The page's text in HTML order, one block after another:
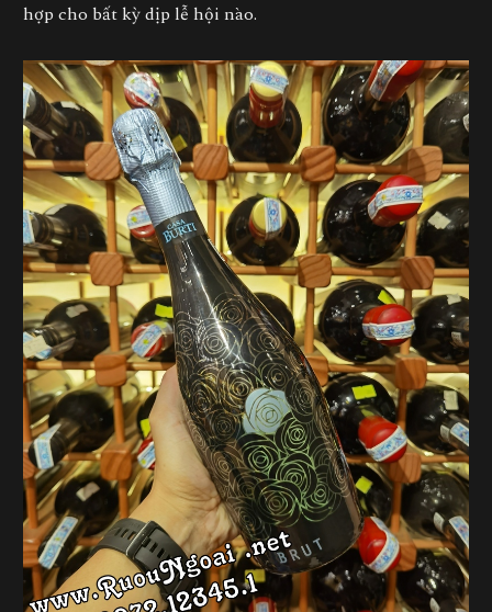
hợp cho bất kỳ dịp lễ hội nào.